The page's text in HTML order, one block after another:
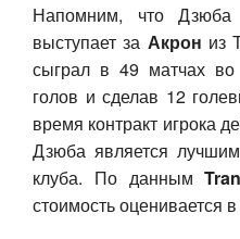
Напомним, что
выступает за Акрон из
сыграл в 49 матчах во
голов и сделав 12
время контракт игрока
Дзюба является
клуба. По данным
стоимость оценивается